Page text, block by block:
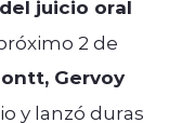
juicio oral
2 de
Gervoy
y lanzó duras